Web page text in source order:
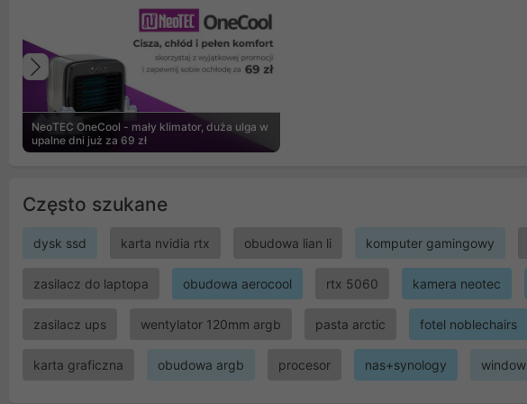
NeoTEC OneCool - mały klimator, duża ulga w
upalne dni już za 69 zł
Poprzedni
Często szukane
dysk ssd karta nvidia rtx obudowa lian li komputer gamingowy
zasilacz do laptopa obudowa aerocool rtx 5060 kamera neotec
zasilacz ups wentylator 120mm argb pasta arctic fotel noblechairs
karta graficzna obudowa argb procesor nas+synology